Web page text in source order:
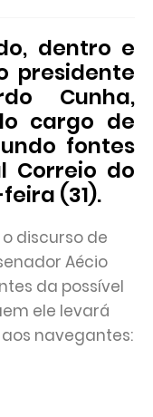
dentro e
presidente
Cunha,
cargo de
fontes
Correio do
(31).
discurso de
Aécio
da possível
ele levará
navegantes: